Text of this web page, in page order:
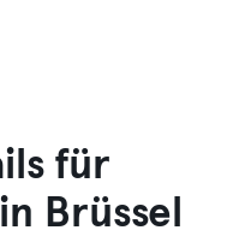
für
Brüssel